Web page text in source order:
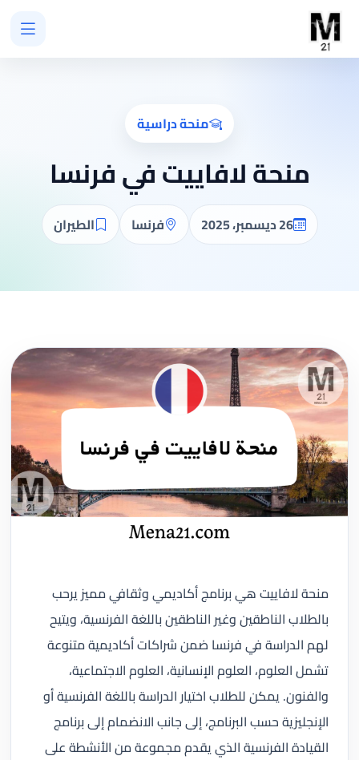
منحة دراسية
منحة لافاييت في فرنسا
26 ديسمبر، 2025 فرنسا الطيران
منحة لافاييت هي برنامج أكاديمي وثقافي مميز يرحب
بالطلاب الناطقين وغير الناطقين باللغة الفرنسية، ويتيح
لهم الدراسة في فرنسا ضمن شراكات أكاديمية متنوعة
تشمل العلوم، العلوم الإنسانية، العلوم الاجتماعية،
والفنون. يمكن للطلاب اختيار الدراسة باللغة الفرنسية أو
الإنجليزية حسب البرنامج، إلى جانب الانضمام إلى برنامج
القيادة الفرنسية الذي يقدم مجموعة من الأنشطة على